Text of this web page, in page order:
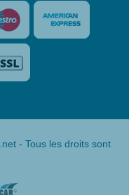
- Tous les droits sont